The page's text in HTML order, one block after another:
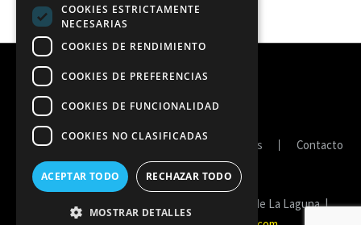
Portal de transparencia Política de cookies Contacto
Copyright © 2026 Fedes Ascensores Ciudad de La Laguna. |
COOKIES ESTRICTAMENTE
NECESARIAS
COOKIES DE RENDIMIENTO
COOKIES DE PREFERENCIAS
COOKIES DE FUNCIONALIDAD
COOKIES NO CLASIFICADAS
ACEPTAR TODO RECHAZAR TODO
MOSTRAR DETALLES